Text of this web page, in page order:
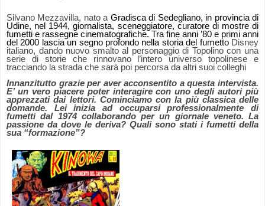
Silvano Mezzavilla, nato a Gradisca di Sedegliano, in provincia di
Udine, nel 1944, giornalista, sceneggiatore, curatore di mostre di
fumetti e rassegne cinematografiche. Tra fine anni ’80 e primi anni
del 2000 lascia un segno profondo nella storia del fumettoDisney
italiano, dando nuovo smalto al personaggio di Topolino con una
serie di storie che rinnovano l’intero universo topolinese e
tracciando la strada che sarà poi percorsa da altri suoi colleghi
Innanzitutto grazie per aver acconsentito a questa intervista.
E’ un vero piacere poter interagire con uno degli autori più
apprezzati dai lettori. Cominciamo con la più classica delle
domande. Lei inizia ad occuparsi professionalmente di
fumetti dal 1974 collaborando per un giornale veneto. La
passione da dove le deriva? Quali sono stati i fumetti della
sua “formazione”?